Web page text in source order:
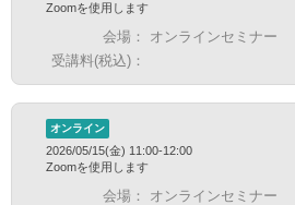
Zoomを使用します
会場：
オンラインセミナー
受講料(税込)：
オンライン
2026/05/15(金) 11:00-12:00
Zoomを使用します
会場：
オンラインセミナー